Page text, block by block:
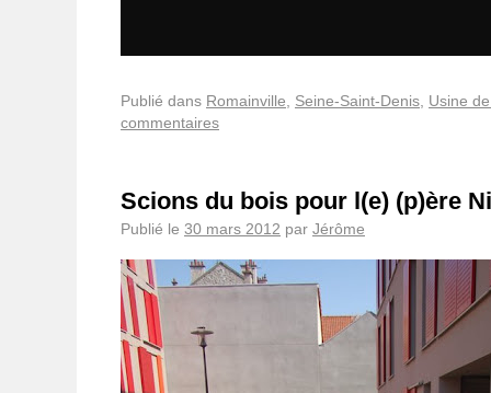
Publié dans Romainville Seine-Saint-Denis Usine
commentaires
Scions du bois pour l(e) (p)ère
Publié le 30 mars 2012 par Jérôme